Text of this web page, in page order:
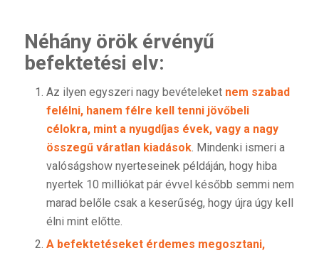
Néhány örök érvényű
befektetési elv:
Az ilyen egyszeri nagy bevételeketnem szabad
felélni, hanem félre kell tenni jövőbeli
célokra, mint a nyugdíjas évek, vagy a nagy
összegű váratlan kiadások. Mindenki ismeri a
valóságshow nyerteseinek példáján, hogy hiba
nyertek 10 milliókat pár évvel később semmi nem
marad belőle csak a keserűség, hogy újra úgy kell
élni mint előtte.
A befektetéseket érdemes megosztani,